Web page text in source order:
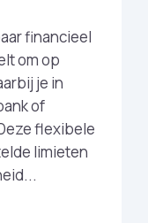
financieel
om op
je in
of
flexibele
limieten